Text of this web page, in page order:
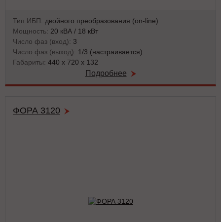
Тип ИБП: двойного преобразования (on-line)
Мощность: 20 кВА / 18 кВт
Число фаз (вход): 3
Число фаз (выход): 1/3 (настраивается)
Габариты: 440 x 720 x 132
Подробнее
ФОРА 3120